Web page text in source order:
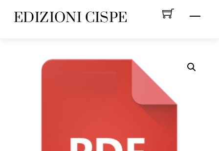
Menu
EDIZIONI CISPE